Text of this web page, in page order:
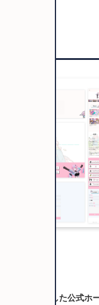
SNSを集約した公式ホ